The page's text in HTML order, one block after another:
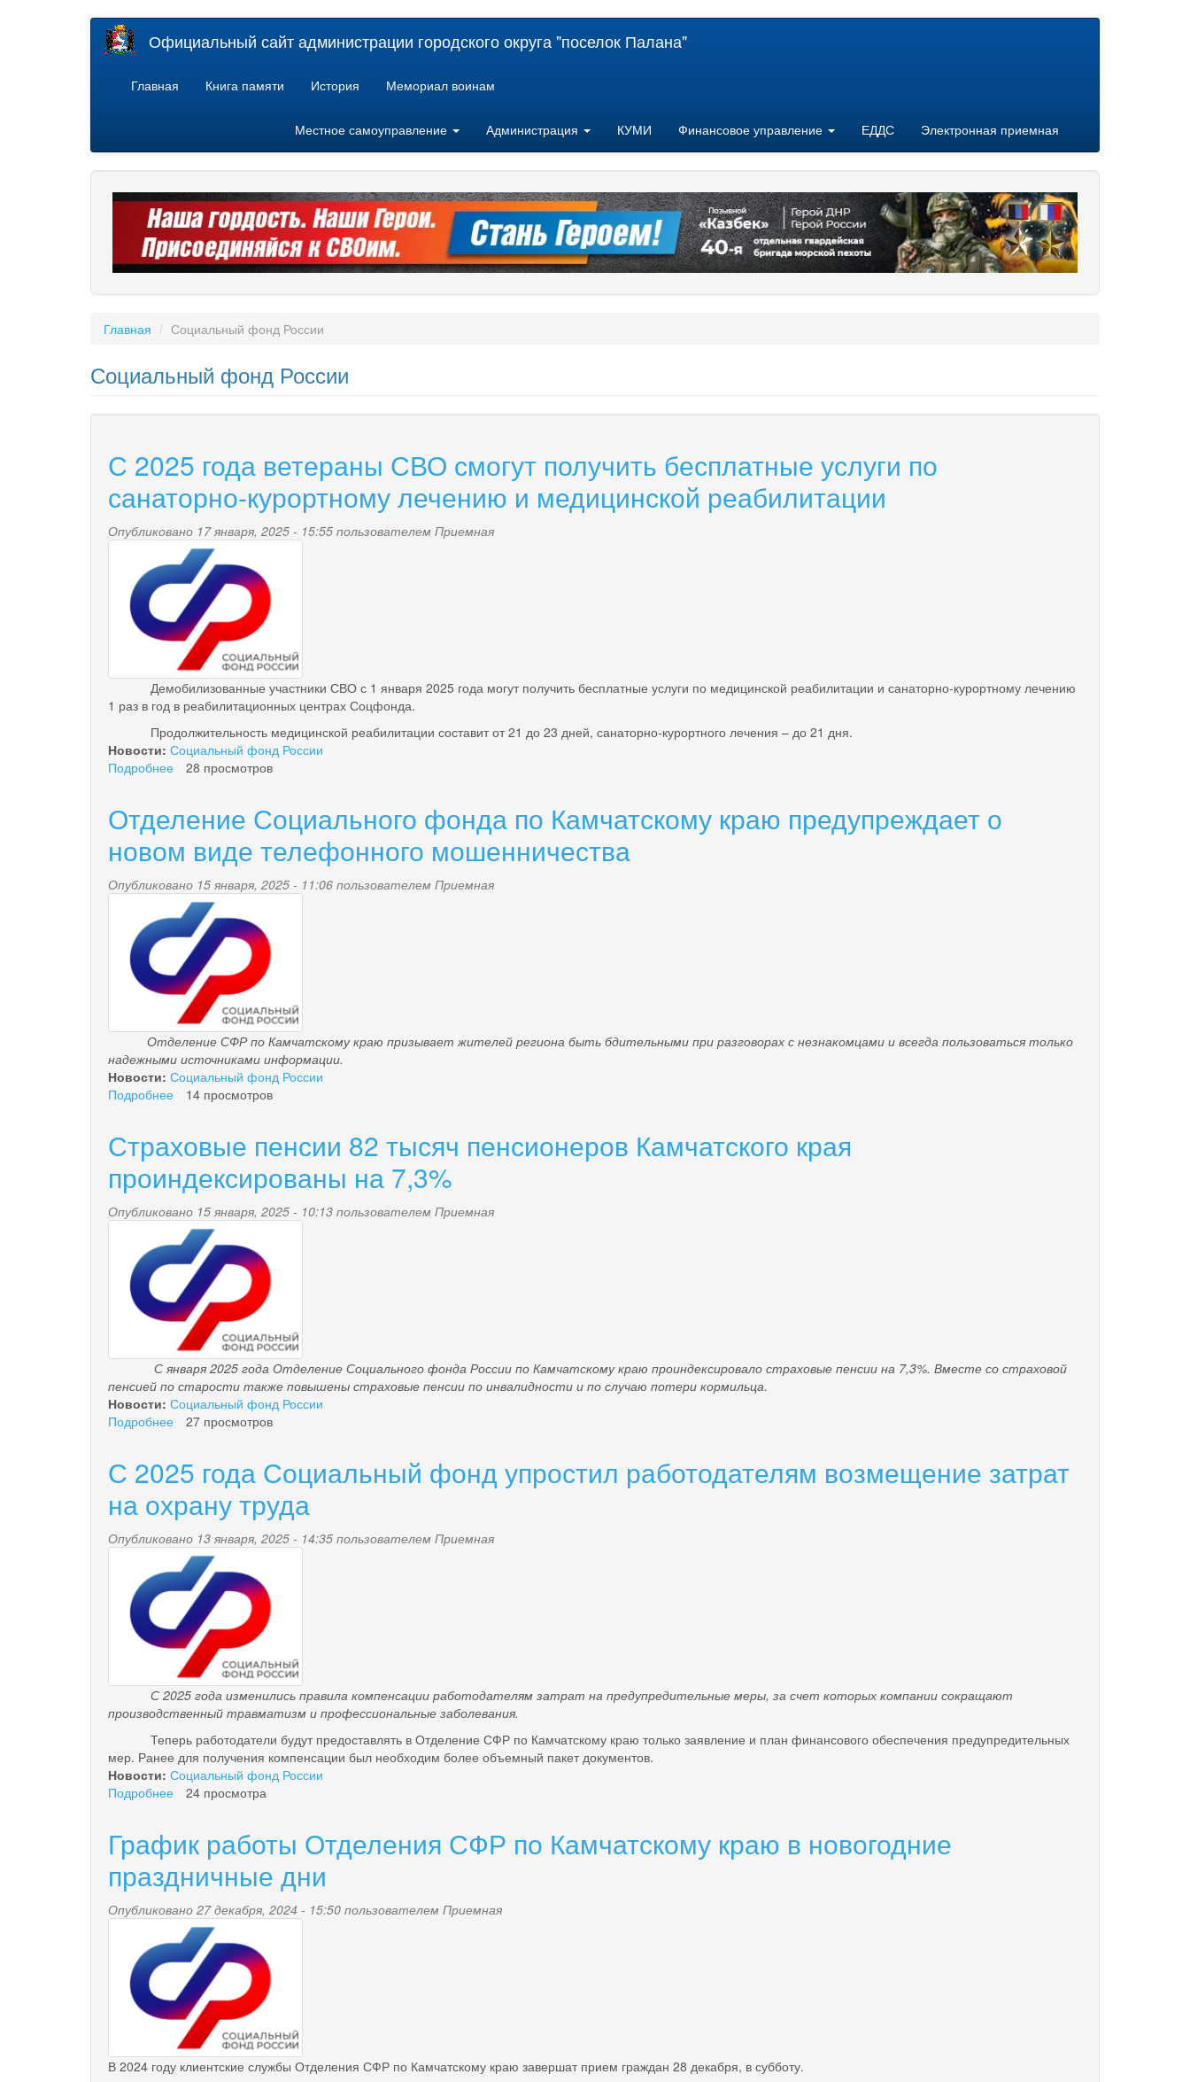
Официальный сайт администрации городского округа "поселок Палана"
Главная Книга памяти История Мемориал воинам
Местное самоуправление Администрация КУМИ Финансовое управление ЕДДС Электронная приемная
Главная Социальный фонд России
Социальный фонд России
С 2025 года ветераны СВО смогут получить бесплатные услуги по
санаторно-курортному лечению и медицинской реабилитации
Опубликовано 17 января, 2025 - 15:55 пользователем Приемная
pensionnyy_fond.png
Демобилизованные участники СВО с 1 января 2025 года могут получить бесплатные услуги по медицинской реабилитации и санаторно-курортному лечению
1 раз в год в реабилитационных центрах Соцфонда.
Продолжительность медицинской реабилитации составит от 21 до 23 дней, санаторно-курортного лечения – до 21 дня.
Новости: Социальный фонд России
Подробнее
года
СВО
получить
бесплатные
услуги
санаторно-
курортному
лечению
и
медицинской
реабилитации
28 просмотров
Отделение Социального фонда по Камчатскому краю предупреждает о
новом виде телефонного мошенничества
Опубликовано 15 января, 2025 - 11:06 пользователем Приемная
pensionnyy_fond.png
Отделение СФР по Камчатскому краю призывает жителей региона быть бдительными при разговорах с незнакомцами и всегда пользоваться только
надежными источниками информации.
Новости: Социальный фонд России
Подробнее
фонда
Камчатскому
предупреждает
новом
виде
телефонного
мошенничества
14 просмотров
Страховые пенсии 82 тысяч пенсионеров Камчатского края
проиндексированы на 7,3%
Опубликовано 15 января, 2025 - 10:13 пользователем Приемная
pensionnyy_fond.png
С января 2025 года Отделение Социального фонда России по Камчатскому краю проиндексировало страховые пенсии на 7,3%. Вместе со страховой
пенсией по старости также повышены страховые пенсии по инвалидности и по случаю потери кормильца.
Новости: Социальный фонд России
Подробнее
82
пенсионеров
края
проиндексированы
на
7,3%
27 просмотров
С 2025 года Социальный фонд упростил работодателям возмещение затрат
на охрану труда
Опубликовано 13 января, 2025 - 14:35 пользователем Приемная
pensionnyy_fond.png
С 2025 года изменились правила компенсации работодателям затрат на предупредительные меры, за счет которых компании сокращают
производственный травматизм и профессиональные заболевания.
Теперь работодатели будут предоставлять в Отделение СФР по Камчатскому краю только заявление и план финансового обеспечения предупредительных
мер. Ранее для получения компенсации был необходим более объемный пакет документов.
Новости: Социальный фонд России
Подробнее
года
Социальный
фонд
работодателям
возмещение
затрат
охрану
труда
24 просмотра
График работы Отделения СФР по Камчатскому краю в новогодние
праздничные дни
Опубликовано 27 декабря, 2024 - 15:50 пользователем Приемная
pensionnyy_fond.png
В 2024 году клиентские службы Отделения СФР по Камчатскому краю завершат прием граждан 28 декабря, в субботу.